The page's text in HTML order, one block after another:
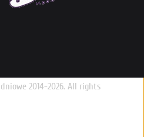
2014-2026. All rights